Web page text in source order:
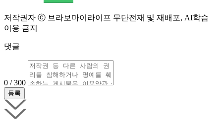
저작권자 ⓒ 브라보마이라이프 무단전재 및 재배포, AI학습
이용 금지
댓글
0 / 300